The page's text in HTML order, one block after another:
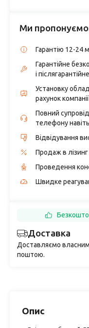
Ми
Гарантію 12-24
Гарантійне
і післягарантійне
Установку
рахунок компанії
Повний
телефону
Відвідування
Продаж в лізинг
Проведення
Швидке
Доставка
Доставляємо
поштою.
Опис